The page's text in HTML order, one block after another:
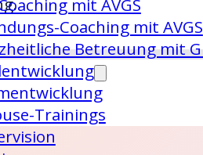
mit AVGS
Coaching mit AVGS
Betreuung mit
Trainings